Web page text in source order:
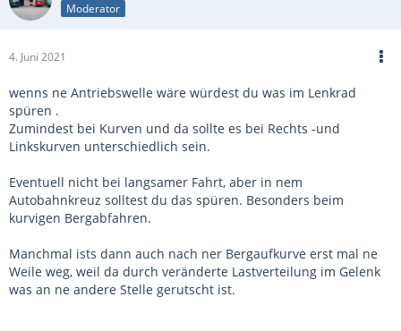
Moderator
4. Juni 2021
wenns ne Antriebswelle wäre würdest du was im Lenkrad
spüren .
Zumindest bei Kurven und da sollte es bei Rechts -und
Linkskurven unterschiedlich sein.
Eventuell nicht bei langsamer Fahrt, aber in nem
Autobahnkreuz solltest du das spüren. Besonders beim
kurvigen Bergabfahren.
Manchmal ists dann auch nach ner Bergaufkurve erst mal ne
Weile weg, weil da durch veränderte Lastverteilung im Gelenk
was an ne andere Stelle gerutscht ist.